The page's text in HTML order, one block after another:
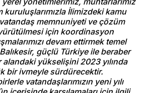
kuruluşlarımızla İlimizdeki kamu
memnuniyeti ve çözüm
için koordinasyon
devam ettirmek temel
güçlü Türkiye ile beraber
yükselişini 2023 yılında
bir ivmeyle sürdürecektir.
vatandaşlarımızın yeni yılı